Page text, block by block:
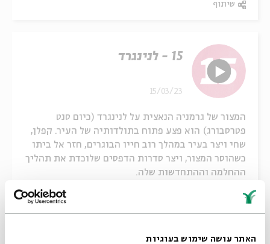
האתר עושה שימוש בעוגיות
שיתוף
15 - לנינגרד
15/03/23
המצור של גרמניה הנאצית על לנינגרד (כיום סנט
פטרסבורג) הוא פצע פתוח בתולדותיה של העיר. קפלן,
שחי ויצר בעיר במהלך רוב חייו הבוגרים, חזר אל ביתו
כשהוסר המצור, ויצר סדרות הדפסים שלוכדת את תהליך
ההחלמה וההתחדשות שלה.